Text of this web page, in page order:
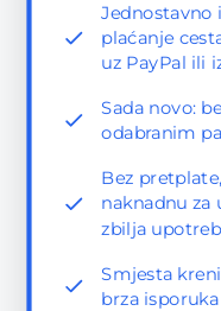
Jednostavno
plaćanje
uz PayPal ili
Sada novo:
odabranim
Bez
naknadnu za
zbilja
Smjesta
brza